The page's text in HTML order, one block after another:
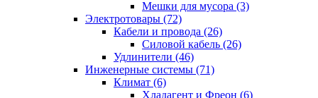
Мешки для мусора (3)
Электротовары (72)
Кабели и провода (26)
Силовой кабель (26)
Удлинители (46)
Инженерные системы (71)
Климат (6)
Хладагент и Фреон (6)